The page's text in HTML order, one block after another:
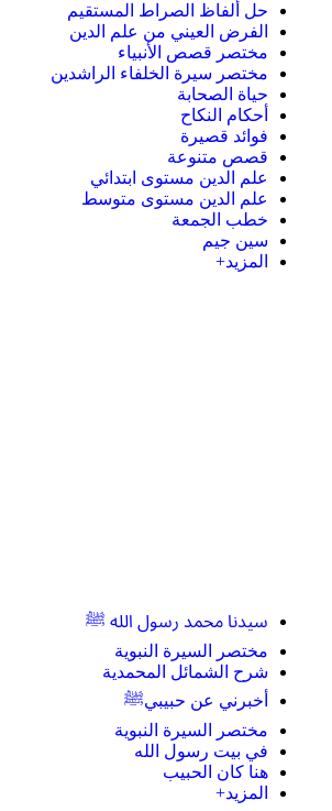
حل ألفاظ الصراط المستقيم
الفرض العيني من علم الدين
مختصر قصص الأنبياء
مختصر سيرة الخلفاء الراشدين
حياة الصحابة
أحكام النكاح
فوائد قصيرة
قصص متنوعة
علم الدين مستوى ابتدائي
علم الدين مستوى متوسط
خطب الجمعة
سين جيم
المزيد+
سيدنا محمد رسول الله ﷺ
مختصر السيرة النبوية
شرح الشمائل المحمدية
أخبرني عن حبيبيﷺ
مختصر السيرة النبوية
في بيت رسول الله
هنا كان الحبيب
المزيد+